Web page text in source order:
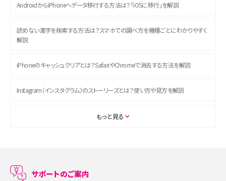
AndroidからiPhoneへデータ移行する方法は？「iOSに移行」を解説
読めない漢字を検索する方法は？スマホでの調べ方を機種ごとにわかりやすく
解説
iPhoneのキャッシュクリアとは？SafariやChromeで消去する方法を解説
Instagram（インスタグラム）のストーリーズとは？使い方や見方を解説
ASMRとは？初心者向けの代表ジャンルや楽しみ方を解説
LINEで友だちを削除する方法は？方法ごとの影響や復活・復元する方法も解説
もっと見る
サポートのご案内